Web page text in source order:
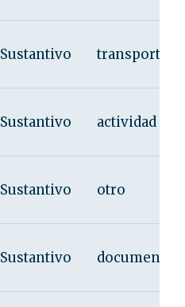
Sustantivo transporte
Sustantivo actividad
Sustantivo otro
Sustantivo